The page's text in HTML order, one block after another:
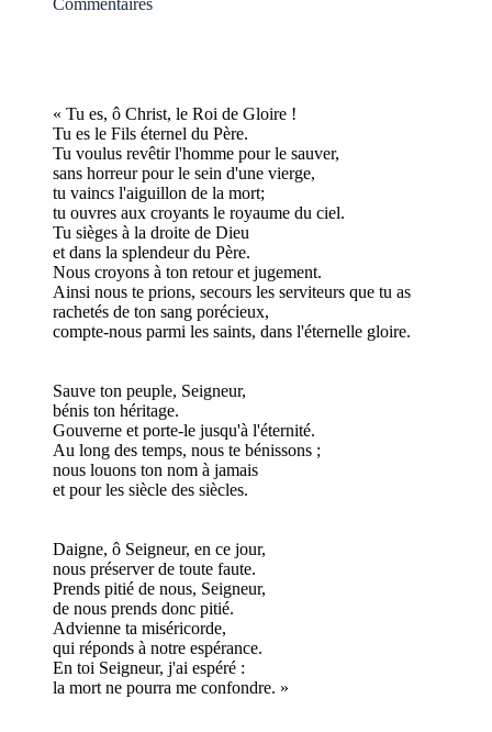
Commentaires
« Tu es, ô Christ, le Roi de Gloire !
Tu es le Fils éternel du Père.
Tu voulus revêtir l'homme pour le sauver,
sans horreur pour le sein d'une vierge,
tu vaincs l'aiguillon de la mort;
tu ouvres aux croyants le royaume du ciel.
Tu sièges à la droite de Dieu
et dans la splendeur du Père.
Nous croyons à ton retour et jugement.
Ainsi nous te prions, secours les serviteurs que tu as
rachetés de ton sang porécieux,
compte-nous parmi les saints, dans l'éternelle gloire.
Sauve ton peuple, Seigneur,
bénis ton héritage.
Gouverne et porte-le jusqu'à l'éternité.
Au long des temps, nous te bénissons ;
nous louons ton nom à jamais
et pour les siècle des siècles.
Daigne, ô Seigneur, en ce jour,
nous préserver de toute faute.
Prends pitié de nous, Seigneur,
de nous prends donc pitié.
Advienne ta miséricorde,
qui réponds à notre espérance.
En toi Seigneur, j'ai espéré :
la mort ne pourra me confondre. »